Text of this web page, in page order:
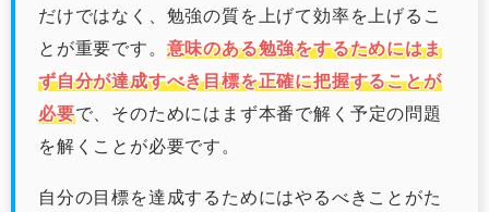
だけではなく、勉強の質を上げて効率を上げるこ
とが重要です。 意味のある勉強をするためにはま
ず自分が達成すべき目標を正確に把握することが
必要で、そのためにはまず本番で解く予定の問題
を解くことが必要です。
自分の目標を達成するためにはやるべきことがた